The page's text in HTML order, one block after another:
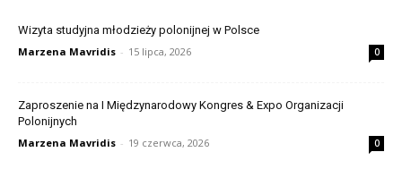
Wizyta studyjna młodzieży polonijnej w Polsce
Marzena Mavridis - 15 lipca, 2026 0
Zaproszenie na I Międzynarodowy Kongres & Expo Organizacji
Polonijnych
Marzena Mavridis - 19 czerwca, 2026 0